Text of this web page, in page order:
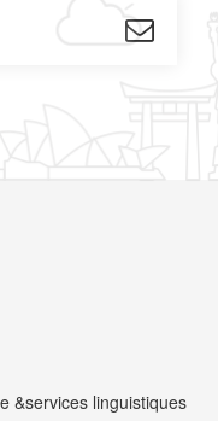
&services linguistiques